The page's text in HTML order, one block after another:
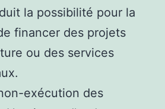
la possibilité pour la
financer des projets
ou des services
exécution des